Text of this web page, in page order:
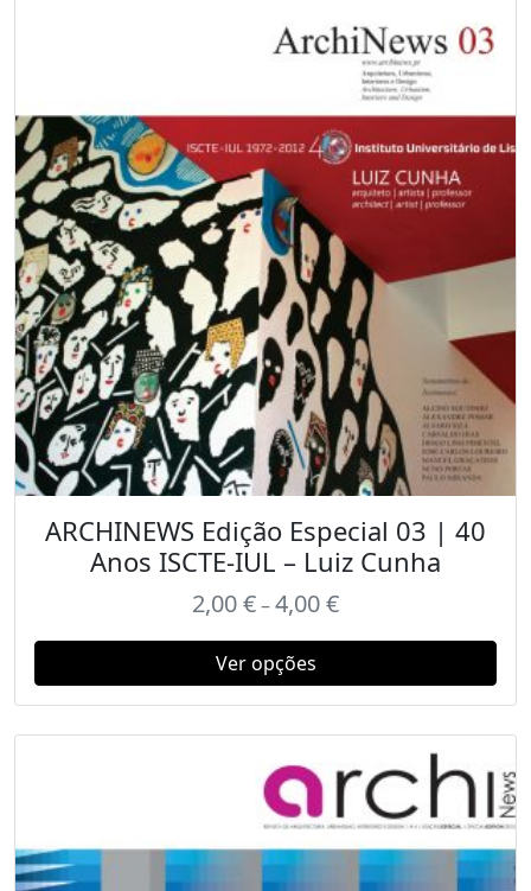
ARCHINEWS Edição Especial 03 | 40
Anos ISCTE-IUL – Luiz Cunha
2,00€–4,00€
Ver opções